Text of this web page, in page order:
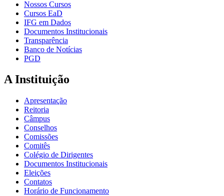
Nossos Cursos
Cursos EaD
IFG em Dados
Documentos Institucionais
Transparência
Banco de Notícias
PGD
A Instituição
Apresentação
Reitoria
Câmpus
Conselhos
Comissões
Comitês
Colégio de Dirigentes
Documentos Institucionais
Eleições
Contatos
Horário de Funcionamento